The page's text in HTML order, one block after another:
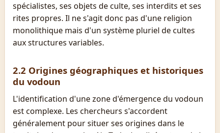
spécialistes, ses objets de culte, ses interdits et ses
rites propres. Il ne s'agit donc pas d'une religion
monolithique mais d'un système pluriel de cultes
aux structures variables.
2.2 Origines géographiques et historiques
du vodoun
L'identification d'une zone d'émergence du vodoun
est complexe. Les chercheurs s'accordent
généralement pour situer ses origines dans le